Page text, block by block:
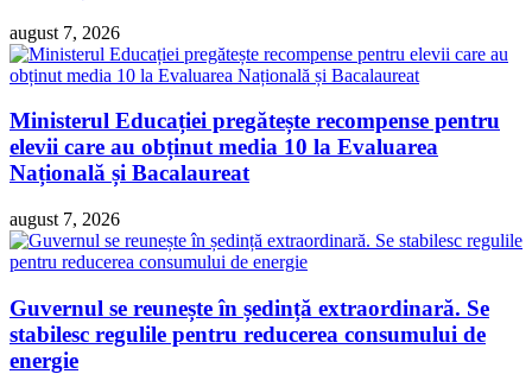
august 7, 2026
Ministerul Educației pregătește recompense pentru
elevii care au obținut media 10 la Evaluarea
Națională și Bacalaureat
august 7, 2026
Guvernul se reunește în ședință extraordinară. Se
stabilesc regulile pentru reducerea consumului de
energie